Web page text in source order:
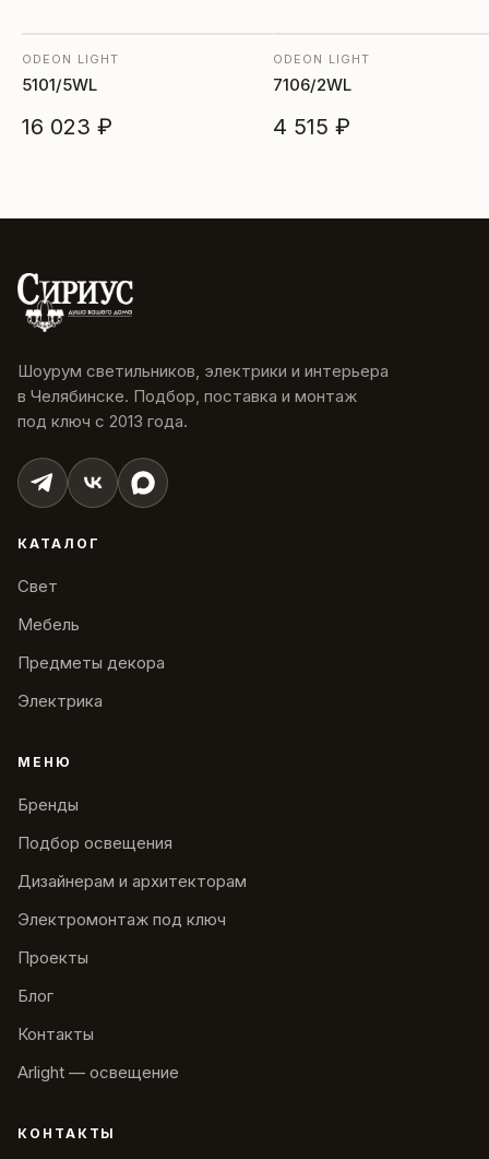
ODEON LIGHT
5101/5WL
16 023 ₽
ODEON LIGHT
7106/2WL
4 515 ₽
Шоурум светильников, электрики и интерьера
в Челябинске. Подбор, поставка и монтаж
под ключ с 2013 года.
КАТАЛОГ
Свет
Мебель
Предметы декора
Электрика
МЕНЮ
Бренды
Подбор освещения
Дизайнерам и архитекторам
Электромонтаж под ключ
Проекты
Блог
Контакты
Arlight — освещение
КОНТАКТЫ